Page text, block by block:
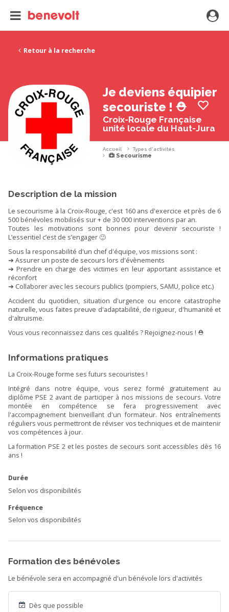
Retour à la recherche
Je deviens équipier
secouriste ! ⛑️
Croix-Rouge Française
unité locale du Haut-Jura
Accueil Types d'activités
Secourisme
Description de la mission
Le secourisme à la Croix-Rouge, c'est 160 ans d'exercice et près de 6
500 bénévoles mobilisés sur + de 30 000 interventions par an.
Toutes les motivations sont bonnes pour devenir secouriste !
L’essentiel c’est de s’engager 🙂
Sous la responsabilité d'un chef d'équipe, vos missions sont :
➔ Assurer un poste de secours lors d'évènements
➔ Prendre en charge des victimes en leur apportant assistance et
réconfort
➔ Collaborer avec les secours publics (pompiers, SAMU, police etc.)
Accident du quotidien, situation d'urgence ou encore catastrophe
naturelle, vous faites preuve d'adaptabilité, de rigueur, d'humanité et
d'altruisme.
Vous vous reconnaissez dans ces qualités ? Rejoignez-nous ! ⛑️
Informations pratiques
La Croix-Rouge forme ses futurs secouristes !
Intégré dans notre équipe, vous serez formé gratuitement au
diplôme PSE 2 avant de participer à nos missions de secours. Votre
montée en compétence se fera progressivement avec
l'accompagnement bienveillant d'un formateur. Nos entraînements
réguliers vous permettront de réviser vos techniques et de maintenir
vos compétences à jour.
La formation PSE 2 et les postes de secours sont accessibles dès 16
ans !
Durée
Selon vos disponibilités
Fréquence
Selon vos disponibilités
Formation des bénévoles
Le bénévole sera en accompagné d'un bénévole lors d'activités
Dès que possible